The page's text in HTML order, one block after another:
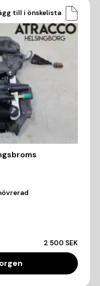
till i önskelista
2 500 SEK